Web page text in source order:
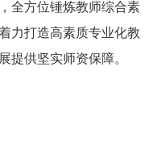
全方位锤炼教师综合素
力打造高素质专业化教
提供坚实师资保障。